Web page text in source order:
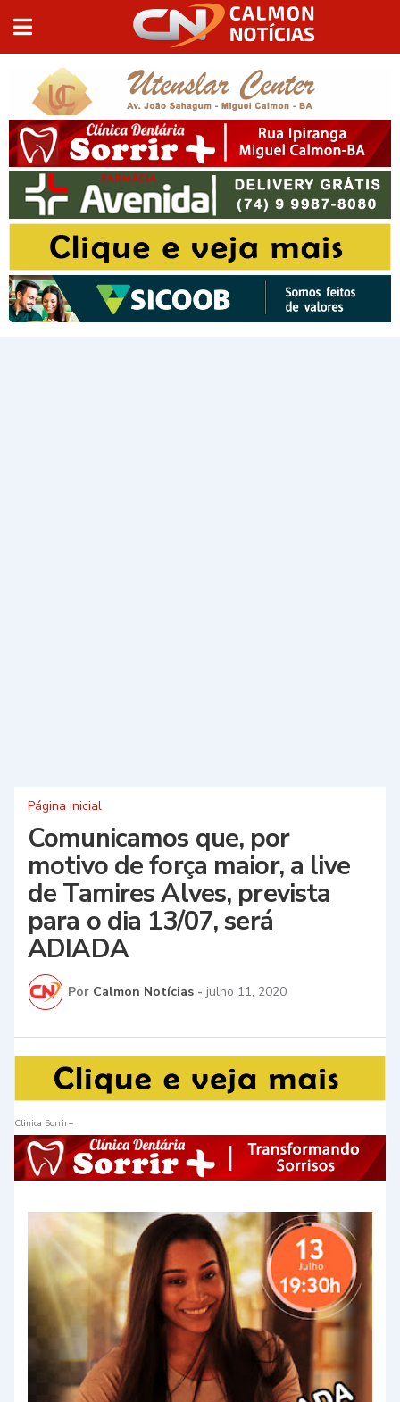
Página inicial
Comunicamos que, por
motivo de força maior, a live
de Tamires Alves, prevista
para o dia 13/07, será
ADIADA
Por Calmon Notícias - julho 11, 2020
Clinica Sorrir+